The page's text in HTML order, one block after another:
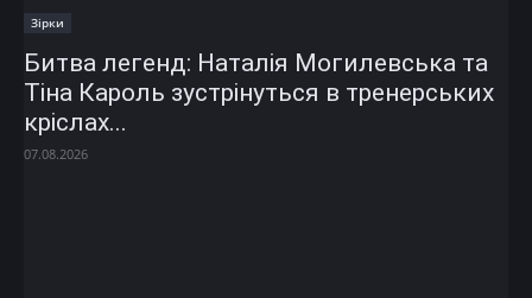
Зірки
Битва легенд: Наталія Могилевська та
Тіна Кароль зустрінуться в тренерських
кріслах...
07.08.2026